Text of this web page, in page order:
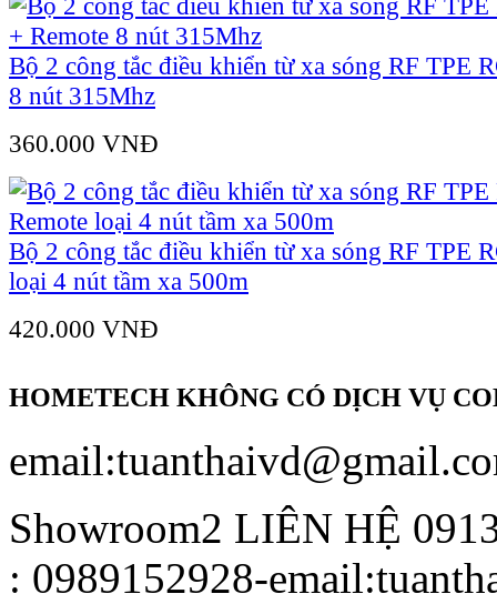
Bộ 2 công tắc điều khiển từ xa sóng RF TPE
8 nút 315Mhz
360.000 VNÐ
Bộ 2 công tắc điều khiển từ xa sóng RF TPE
loại 4 nút tầm xa 500m
420.000 VNÐ
HOMETECH KHÔNG CÓ DỊCH VỤ
Showroom2 LIÊN HỆ
: 0989152928-